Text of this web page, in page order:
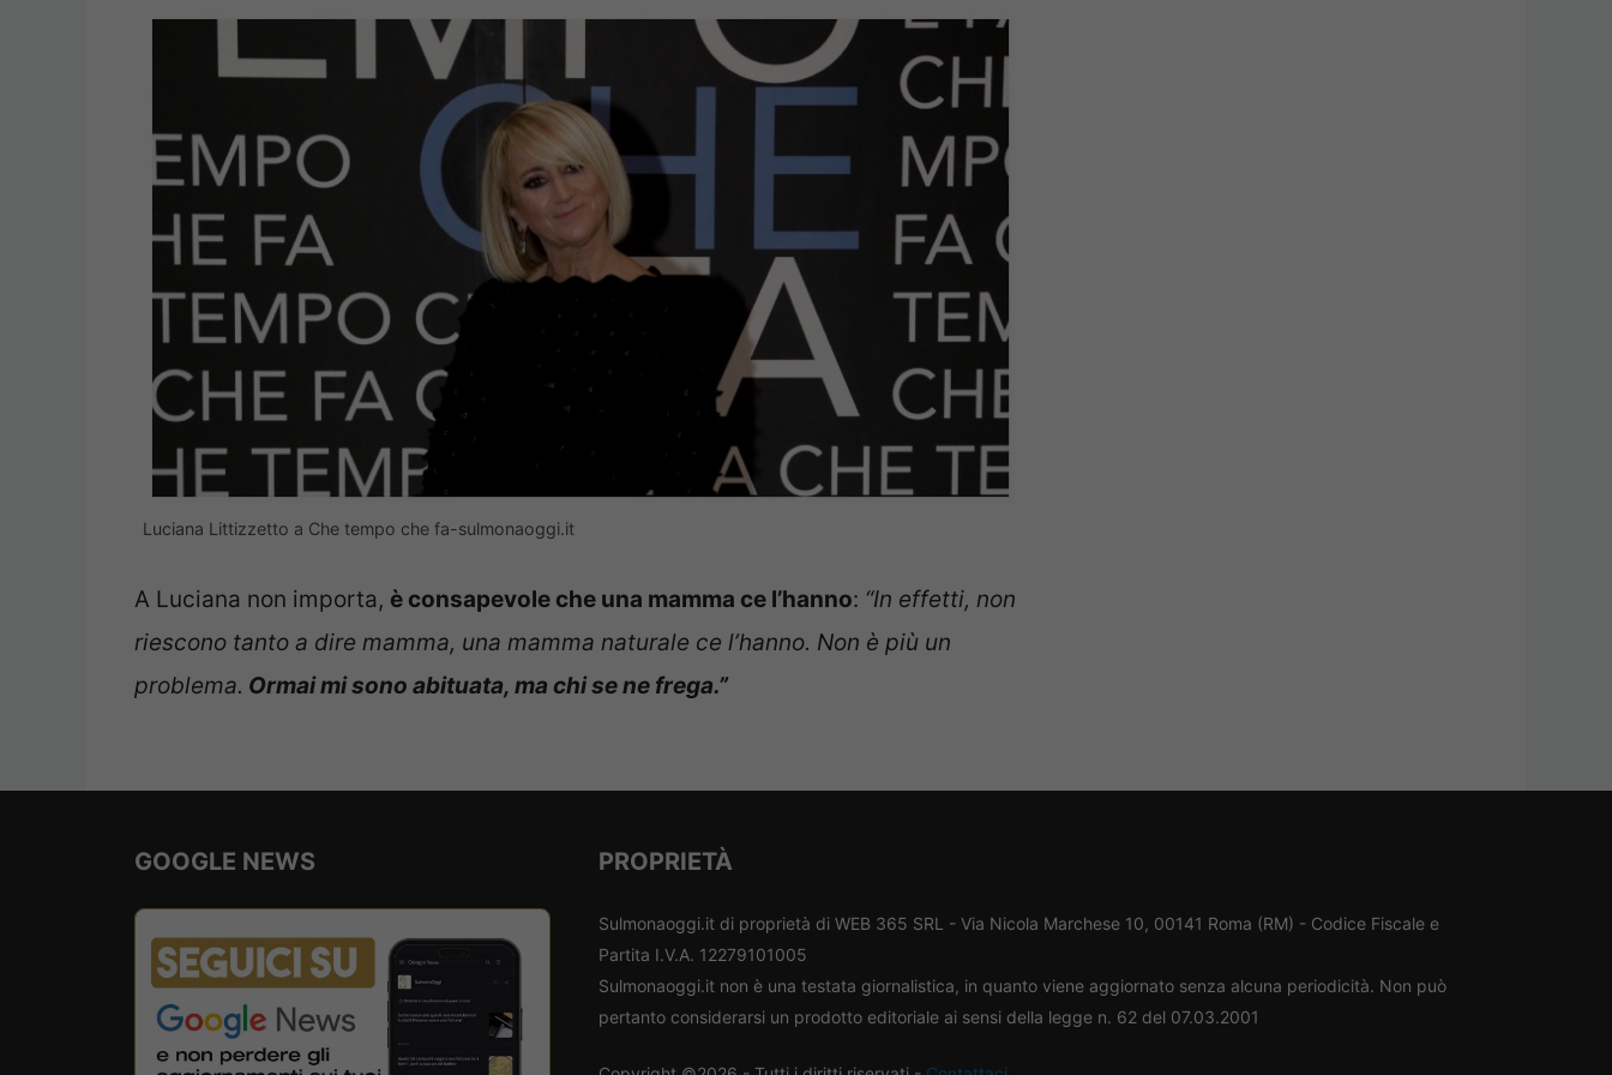
Luciana Littizzetto a Che tempo che fa-sulmonaoggi.it
A Luciana non importa, è consapevole che una mamma ce l’hanno: “In effetti, non
riescono tanto a dire mamma, una mamma naturale ce l’hanno. Non è più un
problema. Ormai mi sono abituata, ma chi se ne frega.”
GOOGLE NEWS PROPRIETÀ
Sulmonaoggi.it di proprietà di WEB 365 SRL - Via Nicola Marchese 10, 00141 Roma (RM) - Codice Fiscale e
Partita I.V.A. 12279101005
Sulmonaoggi.it non è una testata giornalistica, in quanto viene aggiornato senza alcuna periodicità. Non può
pertanto considerarsi un prodotto editoriale ai sensi della legge n. 62 del 07.03.2001